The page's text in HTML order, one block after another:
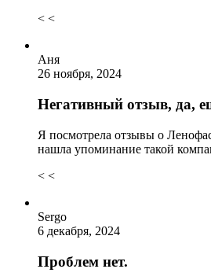
< <
Аня
26 ноября, 2024
Негативный отзыв, да,
Я посмотрела отзывы о
нашла упоминание такой
< <
Sergo
6 декабря, 2024
Проблем нет.